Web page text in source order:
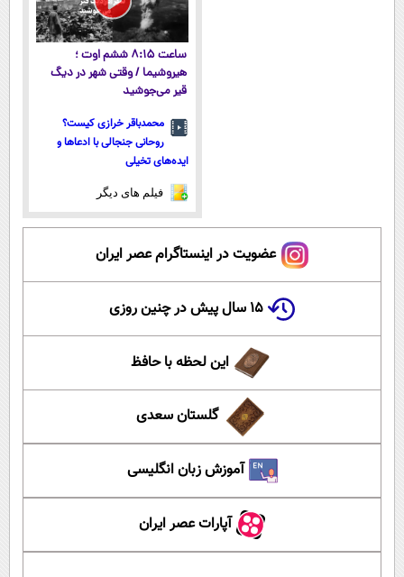
ساعت ۸:۱۵ ششم اوت ؛
هیروشیما / وقتی شهر در دیگ
قیر می‌جوشید
محمدباقر خرازی کیست؟
روحانی جنجالی با ادعاها و
ایده‌های تخیلی
فیلم های دیگر
عضویت در اینستاگرام عصر ایران
۱۵ سال پیش در چنین روزی
این لحظه با حافظ
گلستان سعدی
آموزش زبان انگلیسی
آپارات عصر ایران